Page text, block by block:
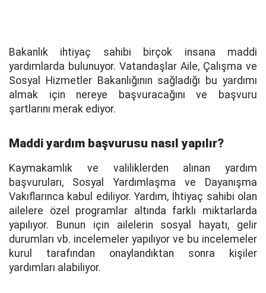
Bakanlık ihtiyaç sahibi birçok insana maddi
yardımlarda bulunuyor. Vatandaşlar Aile, Çalışma ve
Sosyal Hizmetler Bakanlığının sağladığı bu yardımı
almak için nereye başvuracağını ve başvuru
şartlarını merak ediyor.
Maddi yardım başvurusu nasıl yapılır?
Kaymakamlık ve valiliklerden alınan yardım
başvuruları, Sosyal Yardımlaşma ve Dayanışma
Vakıflarınca kabul ediliyor. Yardım, İhtiyaç sahibi olan
ailelere özel programlar altında farklı miktarlarda
yapılıyor. Bunun için ailelerin sosyal hayatı, gelir
durumları vb. incelemeler yapılıyor ve bu incelemeler
kurul tarafından onaylandıktan sonra kişiler
yardımları alabiliyor.